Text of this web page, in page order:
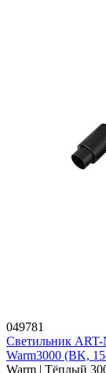
049781
Светильник
Warm3000 (BK,
Warm | Тёплый